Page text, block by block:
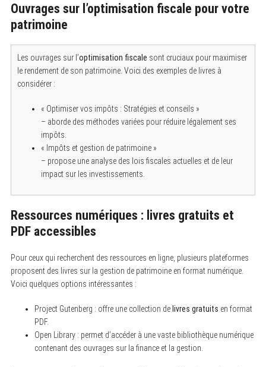
Ouvrages sur l’optimisation fiscale pour votre
patrimoine
Les ouvrages sur l’optimisation fiscale sont cruciaux pour maximiser
le rendement de son patrimoine. Voici des exemples de livres à
considérer :
« Optimiser vos impôts : Stratégies et conseils »
– aborde des méthodes variées pour réduire légalement ses
impôts.
« Impôts et gestion de patrimoine »
– propose une analyse des lois fiscales actuelles et de leur
impact sur les investissements.
Ressources numériques : livres gratuits et
PDF accessibles
Pour ceux qui recherchent des ressources en ligne, plusieurs plateformes
proposent des livres sur la gestion de patrimoine en format numérique.
Voici quelques options intéressantes :
Project Gutenberg : offre une collection de livres gratuits en format
PDF.
Open Library : permet d’accéder à une vaste bibliothèque numérique
contenant des ouvrages sur la finance et la gestion.
e
a
h
f
r